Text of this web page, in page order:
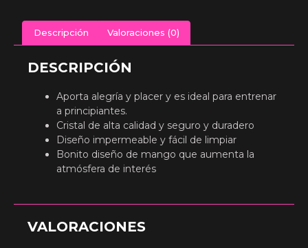
Descripción Valoraciones (0)
DESCRIPCIÓN
Aporta alegría y placer y es ideal para entrenar
a principiantes.
Cristal de alta calidad y seguro y duradero
Diseño impermeable y fácil de limpiar
Bonito diseño de mango que aumenta la
atmósfera de interés
VALORACIONES